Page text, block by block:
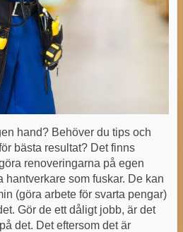
hand? Behöver du tips och
bästa resultat? Det finns
renoveringarna på egen
hantverkare som fuskar. De kan
(göra arbete för svarta pengar)
Gör de ett dåligt jobb, är det
det. Det eftersom det är